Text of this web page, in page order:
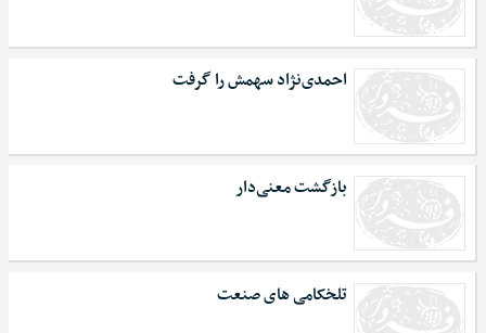
احمدی‌نژاد سهمش را گرفت
بازگشت معنی‌دار
تلخکامی های صنعت